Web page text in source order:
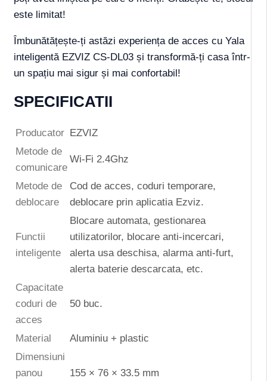
este limitat!
Îmbunătățește-ți astăzi experiența de acces cu Yala
inteligentă EZVIZ CS-DL03 și transformă-ți casa într-
un spațiu mai sigur și mai confortabil!
SPECIFICATII
Producator EZVIZ
Metode de
comunicare
Wi-Fi 2.4Ghz
Metode de
deblocare
Cod de acces, coduri temporare,
deblocare prin aplicatia Ezviz.
Functii
inteligente
Blocare automata, gestionarea
utilizatorilor, blocare anti-incercari,
alerta usa deschisa, alarma anti-furt,
alerta baterie descarcata, etc.
Capacitate
coduri de
acces
50 buc.
Material
Aluminiu + plastic
Dimensiuni
panou
155 × 76 × 33.5 mm